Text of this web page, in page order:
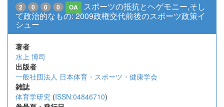
2 0 0 0 OA
スポーツの抵抗とヘゲモニー,そし
て政治的なもの: 2009政権交代前後のスポーツ政策イ
シュー
著者
水上 博司
出版者
一般社団法人 日本体育・スポーツ・健康学会
雑誌
体育学研究 (ISSN:04846710)